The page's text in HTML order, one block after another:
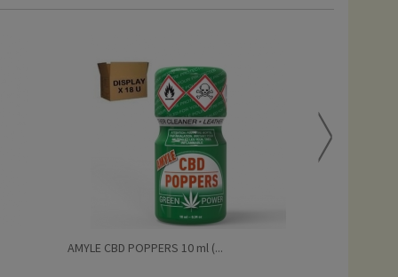
AMYLE CBD POPPERS 10 ml (...